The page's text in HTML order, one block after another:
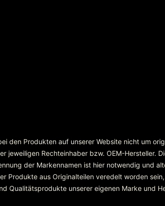
den Produkten auf unserer Website nicht um
Rechteinhaber bzw. OEM-Hersteller.
der Markennamen ist hier notwendig und
Produkte aus Originalteilen veredelt worden
Qualitätsprodukte unserer eigenen Marke und